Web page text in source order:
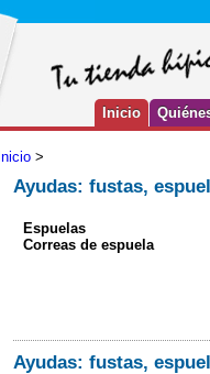
Inicio
Inicio >
Ayudas: fustas,
Espuelas
Correas de espuela
Ayudas: fustas,